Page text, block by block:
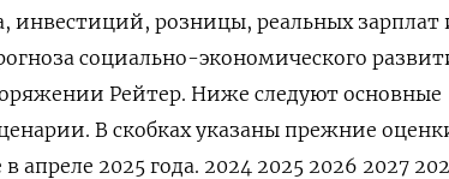
инвестиций, розницы, реальных зарплат
социально-экономического
Рейтер. Ниже следуют основные
В скобках указаны прежние
2025 года. 2024 2025 2026 2027